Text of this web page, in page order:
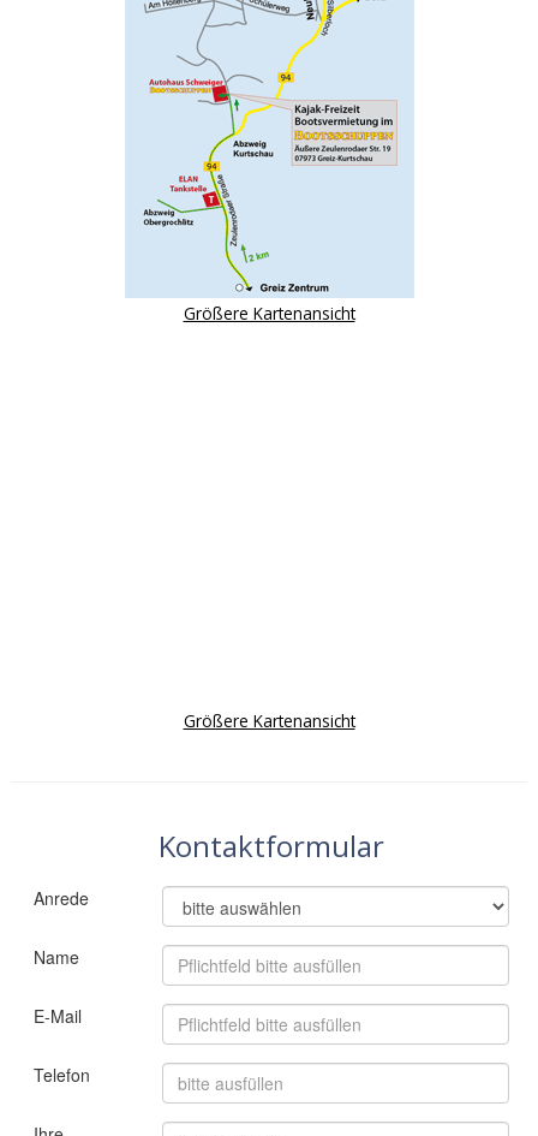
Größere Kartenansicht
Größere Kartenansicht
Kontaktformular